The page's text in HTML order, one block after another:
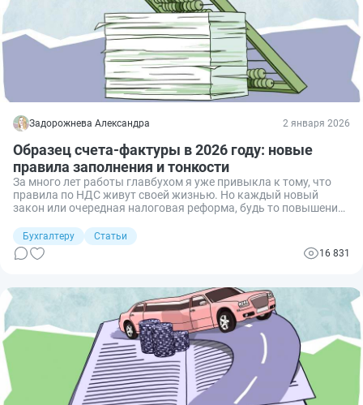
Задорожнева Александра 2 января 2026
Образец счета-фактуры в 2026 году: новые
правила заполнения и тонкости
За много лет работы главбухом я уже привыкла к тому, что
правила по НДС живут своей жизнью. Но каждый новый
закон или очередная налоговая реформа, будь то повышение
до сих пор приводят в шок. Ведь это не только новые правила,
но и постоянная перепроверка всех расчетов, тестирование
обновлений ПО и тревожное ожидание, не пропустили ли мы
коллегам — как начинающим, так и опытным бухгалтерам —
подготовила подробную инструкцию по работе со счетом-
Бухгалтеру
Статьи
16 831